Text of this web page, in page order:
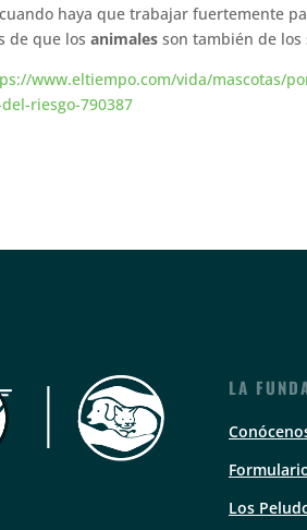
haya que trabajar fuertemente
de que losanimales son también de los
www.eltiempo.com/vida/mascotas/
riesgo-790387
LA
Los